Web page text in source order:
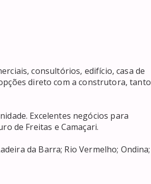
consultórios, edifício, casa de
direto com a construtora, tanto
Excelentes negócios para
de Freitas e Camaçari.
da Barra; Rio Vermelho; Ondina;